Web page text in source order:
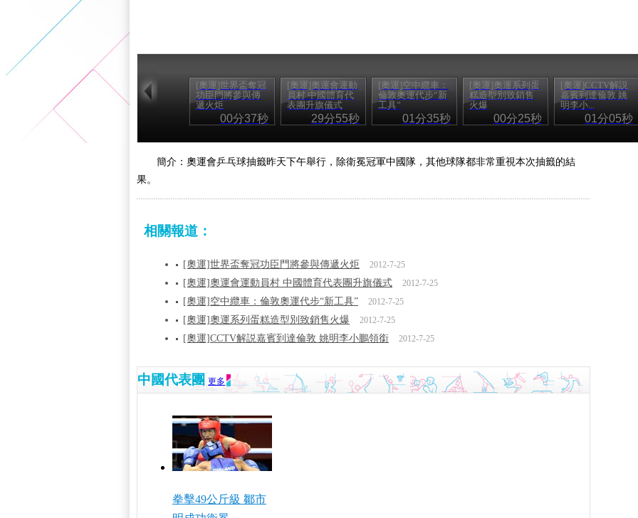
[奧運]世界盃奪冠
功臣門將參與傳
遞火炬
00分37秒
[奧運]奧運會運動
員村 中國體育代
表團升旗儀式
29分55秒
[奧運]空中纜車：
倫敦奧運代步“新
工具”
01分35秒
[奧運]奧運系列蛋
糕造型別致銷售
火爆
00分25秒
[奧運]CCTV解説
嘉賓到達倫敦 姚
明李小...
01分05秒
簡介：奧運會乒乓球抽籤昨天下午舉行，除衛冕冠軍中國隊，其他球隊都非常重視本次抽籤的結
果。
相關報道：
[奧運]世界盃奪冠功臣門將參與傳遞火炬 2012-7-25
[奧運]奧運會運動員村 中國體育代表團升旗儀式 2012-7-25
[奧運]空中纜車：倫敦奧運代步“新工具” 2012-7-25
[奧運]奧運系列蛋糕造型別致銷售火爆 2012-7-25
[奧運]CCTV解説嘉賓到達倫敦 姚明李小鵬領銜 2012-7-25
中國代表團 更多
拳擊49公斤級 鄒市